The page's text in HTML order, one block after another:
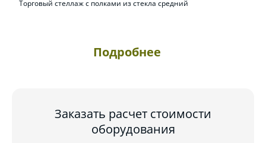
Подробнее
Торговый стеллаж с полками из стекла средний
Заказать расчет стоимости
оборудования